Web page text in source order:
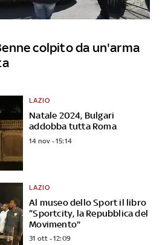
colpito da un'arma
Natale 2024, Bulgari
addobba tutta Roma
LAZIO
14 nov - 15:14
Al museo dello Sport il libro
“Sportcity, la Repubblica del
Movimento"
LAZIO
31 ott - 12:09